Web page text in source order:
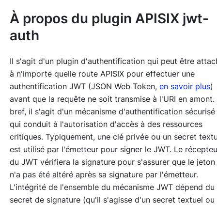
À propos du plugin APISIX jwt-
auth
Il s'agit d'un plugin d'authentification qui peut être
à n'importe quelle route APISIX pour effectuer une
authentification JWT (JSON Web Token, en savoir plus)
avant que la requête ne soit transmise à l'URI en amont.
bref, il s'agit d'un mécanisme d'authentification sécurisé
qui conduit à l'autorisation d'accès à des ressources
critiques. Typiquement, une clé privée ou un secret
est utilisé par l'émetteur pour signer le JWT. Le
du JWT vérifiera la signature pour s'assurer que le jeton
n'a pas été altéré après sa signature par l'émetteur.
L'intégrité de l'ensemble du mécanisme JWT dépend du
secret de signature (qu'il s'agisse d'un secret textuel ou